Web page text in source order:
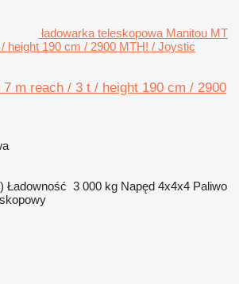
ładowarka teleskopowa Manitou MT
height 190 cm / 2900 MTH! / Joystic
m reach / 3 t / height 190 cm / 2900
Ładowność 3 000 kg Napęd 4x4x4 Paliwo